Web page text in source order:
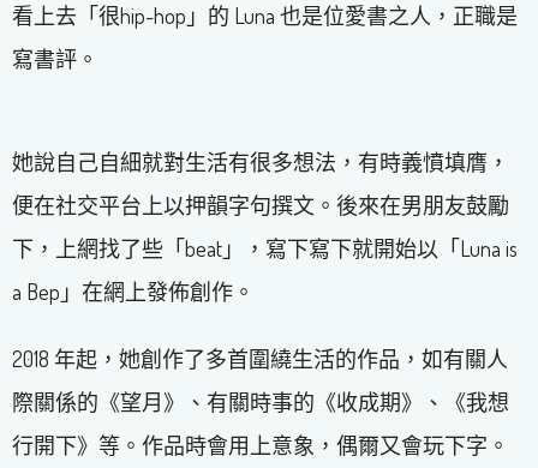
看上去「很hip-hop」的 Luna 也是位愛書之人，正職是
寫書評。
她說自己自細就對生活有很多想法，有時義憤填膺，
便在社交平台上以押韻字句撰文。後來在男朋友鼓勵
下，上網找了些「beat」，寫下寫下就開始以「Luna is
a Bep」在網上發佈創作。
2018 年起，她創作了多首圍繞生活的作品，如有關人
際關係的《望月》、有關時事的《收成期》、《我想
行開下》等。作品時會用上意象，偶爾又會玩下字。